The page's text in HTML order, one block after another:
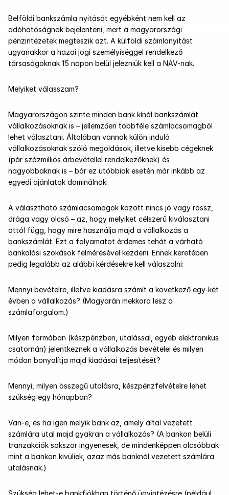
Belföldi bankszámla nyitását egyébként nem kell az
adóhatóságnak bejelenteni, mert a magyarországi
pénzintézetek megteszik azt. A külföldi számlanyitást
ugyanakkor a hazai jogi személyiséggel rendelkező
társaságoknak 15 napon belül jelezniük kell a NAV-nak.
Melyiket válasszam?
Magyarországon szinte minden bank kínál bankszámlát
vállalkozásoknak is – jellemzően többféle számlacsomagból
lehet választani. Általában vannak külön induló
vállalkozásoknak szóló megoldások, illetve kisebb cégeknek
(pár százmilliós árbevétellel rendelkezőknek) és
nagyobbaknak is – bár ez utóbbiak esetén már inkább az
egyedi ajánlatok dominálnak.
A választható számlacsomagok között nincs jó vagy rossz,
drága vagy olcsó – az, hogy melyiket célszerű kiválasztani
attól függ, hogy mire használja majd a vállalkozás a
bankszámlát. Ezt a folyamatot érdemes tehát a várható
bankolási szokások felmérésével kezdeni. Ennek keretében
pedig legalább az alábbi kérdésekre kell válaszolni:
Mennyi bevételre, illetve kiadásra számít a következő egy-két
évben a vállalkozás? (Magyarán mekkora lesz a
számlaforgalom.)
Milyen formában (készpénzben, utalással, egyéb elektronikus
csatornán) jelentkeznek a vállalkozás bevételei és milyen
módon bonyolítja majd kiadásai teljesítését?
Mennyi, milyen összegű utalásra, készpénzfelvételre lehet
szükség egy hónapban?
Van-e, és ha igen melyik bank az, amely által vezetett
számlára utal majd gyakran a vállalkozás? (A bankon belüli
tranzakciók sokszor ingyenesek, de mindenképpen olcsóbbak
mint a bankon kivüliek, azaz más banknál vezetett számlára
utalásnak.)
Szükség lehet-e bankfiókban történő ügyintézésre (például